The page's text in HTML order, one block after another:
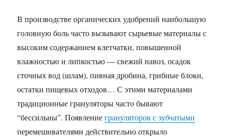
В производстве органических удобрений наибольшую
головную боль часто вызывают сырьевые материалы с
высоким содержанием клетчатки, повышенной
влажностью и липкостью — свежий навоз, осадок
сточных вод (шлам), пивная дробина, грибные блоки,
остатки пищевых отходов… С этими материалами
традиционные грануляторы часто бывают
“бессильны”. Появлениегрануляторов с зубчатыми
перемешивателями действительно открыло